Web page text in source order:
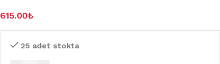
615.00₺
25 adet stokta